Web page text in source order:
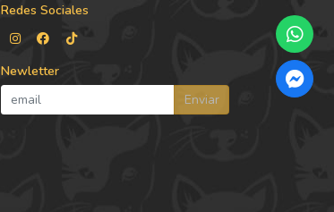
Redes Sociales
Newletter
Enviar